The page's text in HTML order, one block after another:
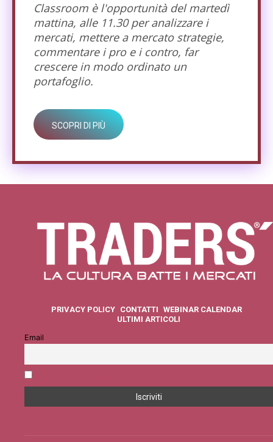
Classroom è l'opportunità del martedì
mattina, alle 11.30 per analizzare i
mercati, mettere a mercato strategie,
commentare i pro e i contro, far
crescere in modo ordinato un
portafoglio.
SCOPRI DI PIÙ
PRIVACY POLICY CONTATTI WEBINAR CALENDAR
ULTIMI ARTICOLI
Email